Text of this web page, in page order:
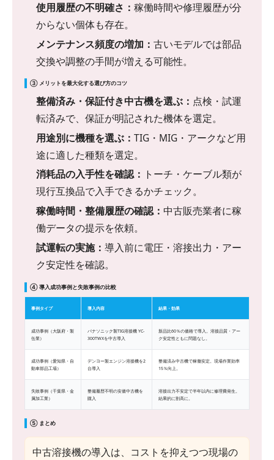
使用履歴の不明確さ： 稼働時間や修理履歴が分
からない個体も存在。
メンテナンス頻度の増加： 古いモデルでは部品
交換や調整の手間が増える可能性。
③ メリットを最大化する選び方のコツ
整備済み・保証付き中古機を選ぶ： 点検・試運
転済みで、保証が明記された機体を選定。
用途別に機種を選ぶ： TIG・MIG・アークなど用
途に適した種類を選定。
消耗品の入手性を確認： トーチ・ケーブル類が
現行互換品で入手できるかチェック。
稼働時間・整備履歴の確認： 中古販売業者に稼
働データの提示を依頼。
試運転の実施： 導入前に電圧・溶接出力・アー
ク安定性を確認。
④ 導入成功事例と失敗事例の比較
事例タイプ 導入内容 結果・効果
成功事例（大阪府・製
缶業）
パナソニック製TIG溶接機 YC-
300TWXを中古導入
新品比60％の価格で導入。溶接品質・アー
ク安定性ともに問題なし。
成功事例（愛知県・自
動車部品工場）
デンヨー製エンジン溶接機を2
台導入
整備済み中古機で稼働安定。現場作業効率
15％向上。
失敗事例（千葉県・金
属加工業）
整備履歴不明の安価中古機を
購入
溶接出力不安定で半年以内に修理費発生。
結果的に割高に。
⑤ まとめ
中古溶接機の導入は、コストを抑えつつ現場の